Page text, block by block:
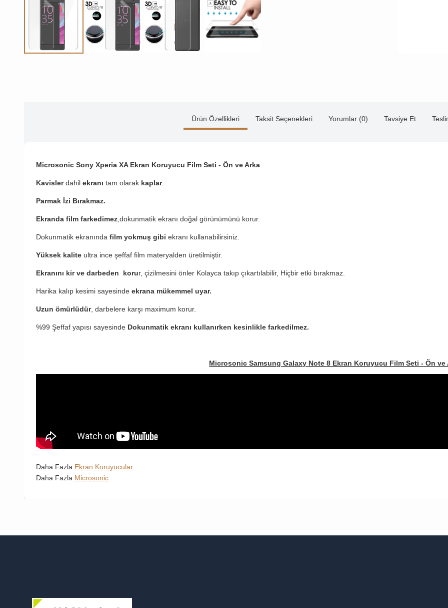
Ürün Özellikleri Taksit Seçenekleri Yorumlar (0) Tavsiye Et
Microsonic Sony Xperia XAEkran Koruyucu Film Seti - Ön ve Arka
Kavislerdahil ekranı tam olarak kaplar.
Parmak İzi Bırakmaz.
Ekranda film farkedimez ,dokunmatik ekranı doğal görünümünü korur.
Dokunmatik ekranında film yokmuş gibi ekranı kullanabilirsiniz.
Yüksek kalite ultra ince şeffaf film materyalden üretilmiştir.
Ekranını kir ve darbeden korur, çizilmesini önler Kolayca takıp çıkartılabilir, Hiçbir etki bırakmaz.
Harika kalıp kesimi sayesinde ekrana mükemmel uyar.
Uzun ömürlüdür, darbelere karşı maximum korur.
%99 Şeffaf yapısı sayesinde Dokunmatik ekranı kullanırken kesinlikle farkedilmez.
Microsonic Samsung Galaxy Note 8 Ekran Koruyucu Film Seti - Ön ve
Daha Fazla Ekran Koruyucular
Daha Fazla Microsonic